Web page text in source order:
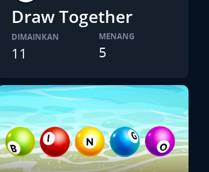
Draw Together
DIMAINKAN
11
MENANG
5